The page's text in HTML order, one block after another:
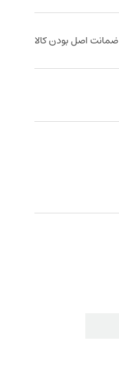
ضمانت اصل بودن کالا